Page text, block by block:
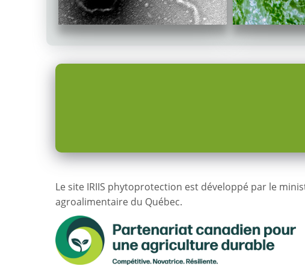
Le site IRIIS phytoprotection est développé par le
agroalimentaire du Québec.